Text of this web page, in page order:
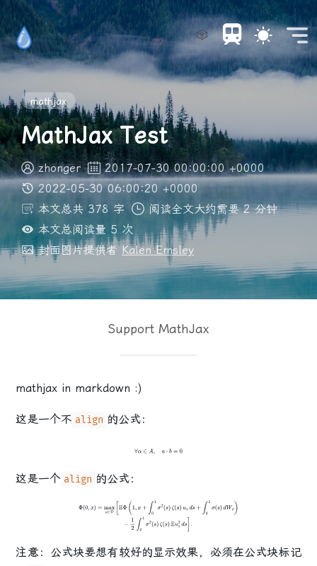
🎲
mathjax
MathJax Test
zhonger
2017-07-30 00:00:00 +0000
2022-05-30 06:00:20 +0000
本文总共 378 字
阅读全文大约需要 2 分钟
本文总阅读量 5次
封面图片提供者 Kalen Emsley
Support MathJax
mathjax in markdown :)
这是一个不 align 的公式：
α∈A ,a⋅b=
这是一个 align 的公式：
maxu∈D[EΦ(1,x + ∫01σ2(s) ζ(s)us
2∫0 1σ2(s)ζ( s
注意： 公式块要想有较好的显示效果，必须在公式块标记